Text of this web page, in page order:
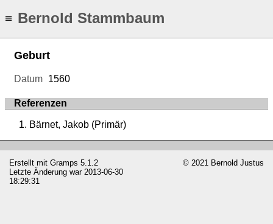
≡ Bernold Stammbaum
Geburt
Datum 1560
Referenzen
Bärnet, Jakob (Primär)
Erstellt mit Gramps 5.1.2
Letzte Änderung war 2013-06-30
18:29:31
© 2021 Bernold Justus